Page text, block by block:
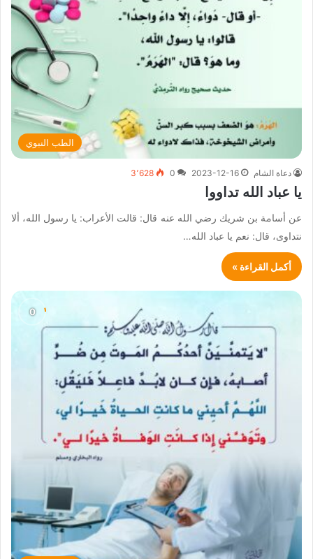
الطب النبوي
دعاة الشام 2023-12-16
0 3٬628
يا عباد الله تداووا
عن أسامة بن شريك رضي الله عنه قال: قالت الأعراب: يا رسول الله، ألا
نتداوى، قال: نعم يا عباد الله…
أكمل القراءة »